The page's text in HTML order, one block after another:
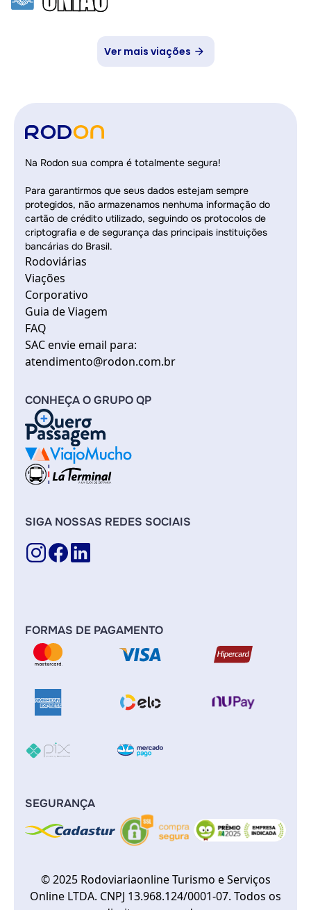
Ver mais viações
Na Rodon sua compra é totalmente segura!
Para garantirmos que seus dados estejam sempre
protegidos, não armazenamos nenhuma informação do
cartão de crédito utilizado, seguindo os protocolos de
criptografia e de segurança das principais instituições
bancárias do Brasil.
Rodoviárias
Viações
Corporativo
Guia de Viagem
FAQ
SAC envie email para:
atendimento@rodon.com.br
CONHEÇA O GRUPO QP
SIGA NOSSAS REDES SOCIAIS
FORMAS DE PAGAMENTO
SEGURANÇA
© 2025 Rodoviariaonline Turismo e Serviços
Online LTDA. CNPJ 13.968.124/0001-07. Todos os